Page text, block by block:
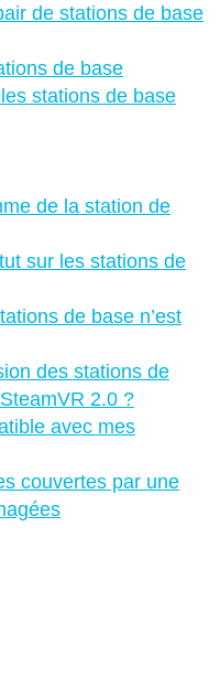
de stations de base
de base
stations de base
de la station de
sur les stations de
de base n’est
des stations de
2.0 ?
avec mes
couvertes par une